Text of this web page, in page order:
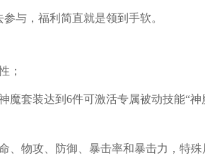
与，福利简直就是领到手软。
；
魔套装达到6件可激活专属被动技能“
、物攻、防御、暴击率和暴击力，特